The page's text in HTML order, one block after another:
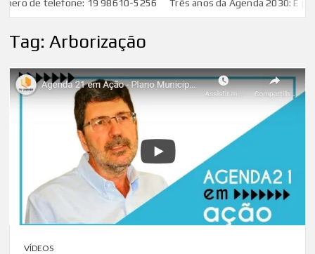
de telefone: 19 98610-5256 Três anos da Agenda 2030: É
Tag:Arborização
VÍDEOS